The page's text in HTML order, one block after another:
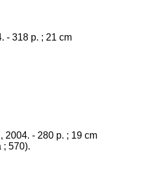
- 318 p. ; 21 cm
2004. - 280 p. ; 19 cm
; 570).